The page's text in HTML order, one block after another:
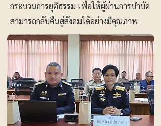
กระบวนการยุติธรรม เพื่อให้ผู้ผ่านการบำบัด
สามารถกลับคืนสู่สังคมได้อย่างมีคุณภาพ